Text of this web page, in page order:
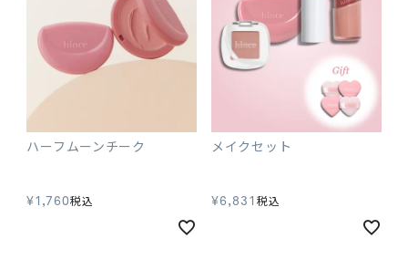
ハーフムーンチーク
¥1,760税込
メイクセット
¥6,831 税込